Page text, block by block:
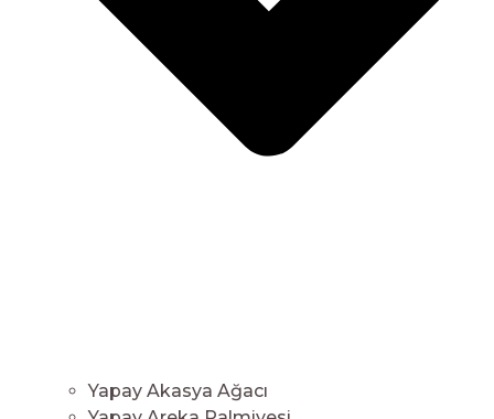
Yapay Akasya Ağacı